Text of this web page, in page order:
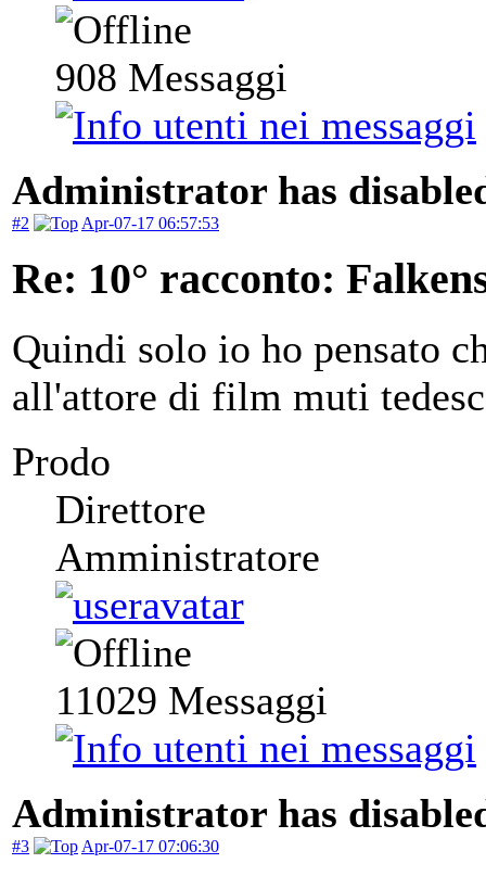
908 Messaggi
Administrator has
#2 Apr-07-17 06:57:53
Re: 10° racconto:
Quindi solo io ho pensato
all'attore di film muti
Prodo
Direttore
Amministratore
11029 Messaggi
Administrator has
#3 Apr-07-17 07:06:30